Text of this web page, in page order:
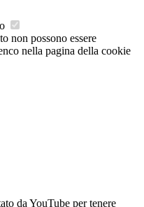
non possono essere
nella pagina della cookie
da YouTube per tenere